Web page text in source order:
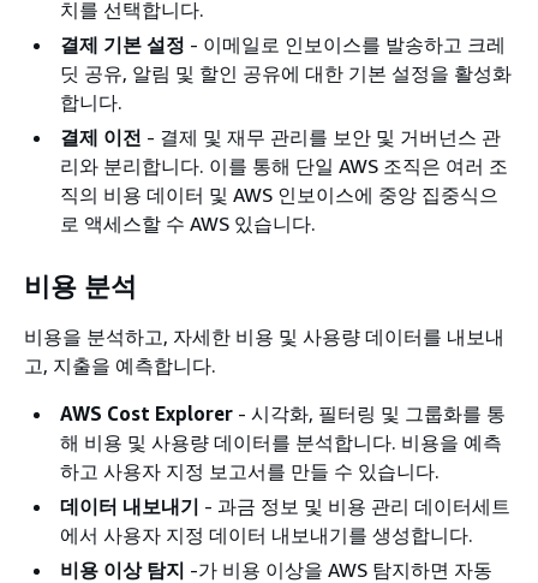
치를 선택합니다.
결제 기본 설정 - 이메일로 인보이스를 발송하고 크레
딧 공유, 알림 및 할인 공유에 대한 기본 설정을 활성화
합니다.
결제 이전 - 결제 및 재무 관리를 보안 및 거버넌스 관
리와 분리합니다. 이를 통해 단일 AWS 조직은 여러 조
직의 비용 데이터 및 AWS 인보이스에 중앙 집중식으
로 액세스할 수 AWS 있습니다.
비용 분석
비용을 분석하고, 자세한 비용 및 사용량 데이터를 내보내
고, 지출을 예측합니다.
AWS Cost Explorer - 시각화, 필터링 및 그룹화를 통
해 비용 및 사용량 데이터를 분석합니다. 비용을 예측
하고 사용자 지정 보고서를 만들 수 있습니다.
데이터 내보내기 - 과금 정보 및 비용 관리 데이터세트
에서 사용자 지정 데이터 내보내기를 생성합니다.
비용 이상 탐지 -가 비용 이상을 AWS 탐지하면 자동